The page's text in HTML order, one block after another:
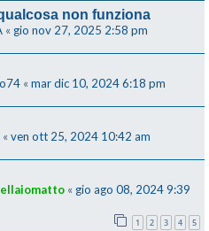
non funziona
« gio nov 27, 2025 2:58 pm
« mar dic 10, 2024 6:18 pm
« ven ott 25, 2024 10:42 am
« gio ago 08, 2024 9:39
1 2 3 4 5